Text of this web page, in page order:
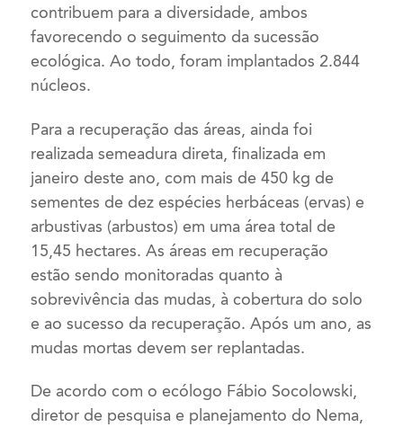
contribuem para a diversidade, ambos
favorecendo o seguimento da sucessão
ecológica. Ao todo, foram implantados 2.844
núcleos.
Para a recuperação das áreas, ainda foi
realizada semeadura direta, finalizada em
janeiro deste ano, com mais de 450 kg de
sementes de dez espécies herbáceas (ervas) e
arbustivas (arbustos) em uma área total de
15,45 hectares. As áreas em recuperação
estão sendo monitoradas quanto à
sobrevivência das mudas, à cobertura do solo
e ao sucesso da recuperação. Após um ano, as
mudas mortas devem ser replantadas.
De acordo com o ecólogo Fábio Socolowski,
diretor de pesquisa e planejamento do Nema,